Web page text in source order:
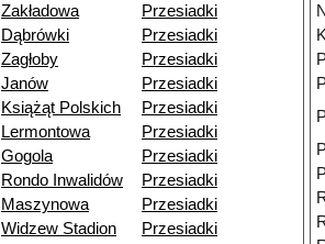
Zakładowa
Przesiadki
Dąbrówki
Przesiadki
Zagłoby
Przesiadki
Janów
Przesiadki
Książąt Polskich
Przesiadki
Lermontowa
Przesiadki
Gogola
Przesiadki
Rondo Inwalidów
Przesiadki
Maszynowa
Przesiadki
Widzew Stadion Przesiadki